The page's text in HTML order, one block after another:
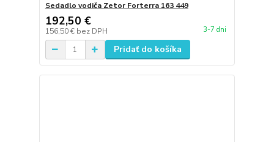
Sedadlo vodiča Zetor Forterra 163 449
192,50 €
156,50 € bez DPH 3-7 dni
Pridať do košíka